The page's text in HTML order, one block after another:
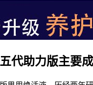
代助力版主要